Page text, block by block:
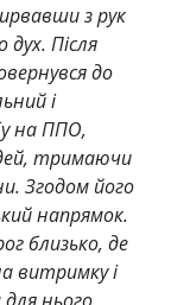
з рук
Після
до
і
на ППО,
тримаючи
Згодом його
напрямок.
близько, де
витримку і